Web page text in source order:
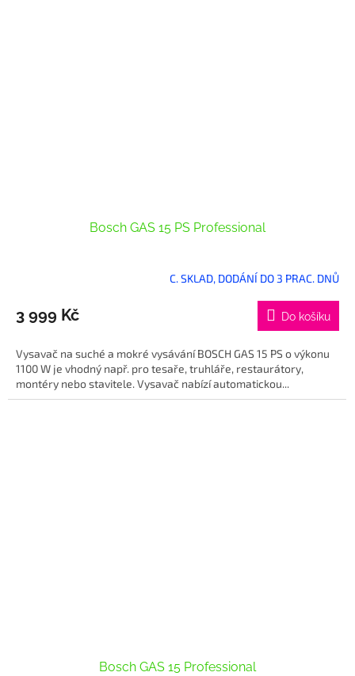
Bosch GAS 15 PS Professional
C. SKLAD, DODÁNÍ DO 3 PRAC. DNŮ
3 999 Kč Do košíku
Vysavač na suché a mokré vysávání BOSCH GAS 15 PS o výkonu
1100 W je vhodný např. pro tesaře, truhláře, restaurátory,
montéry nebo stavitele. Vysavač nabízí automatickou...
Bosch GAS 15 Professional